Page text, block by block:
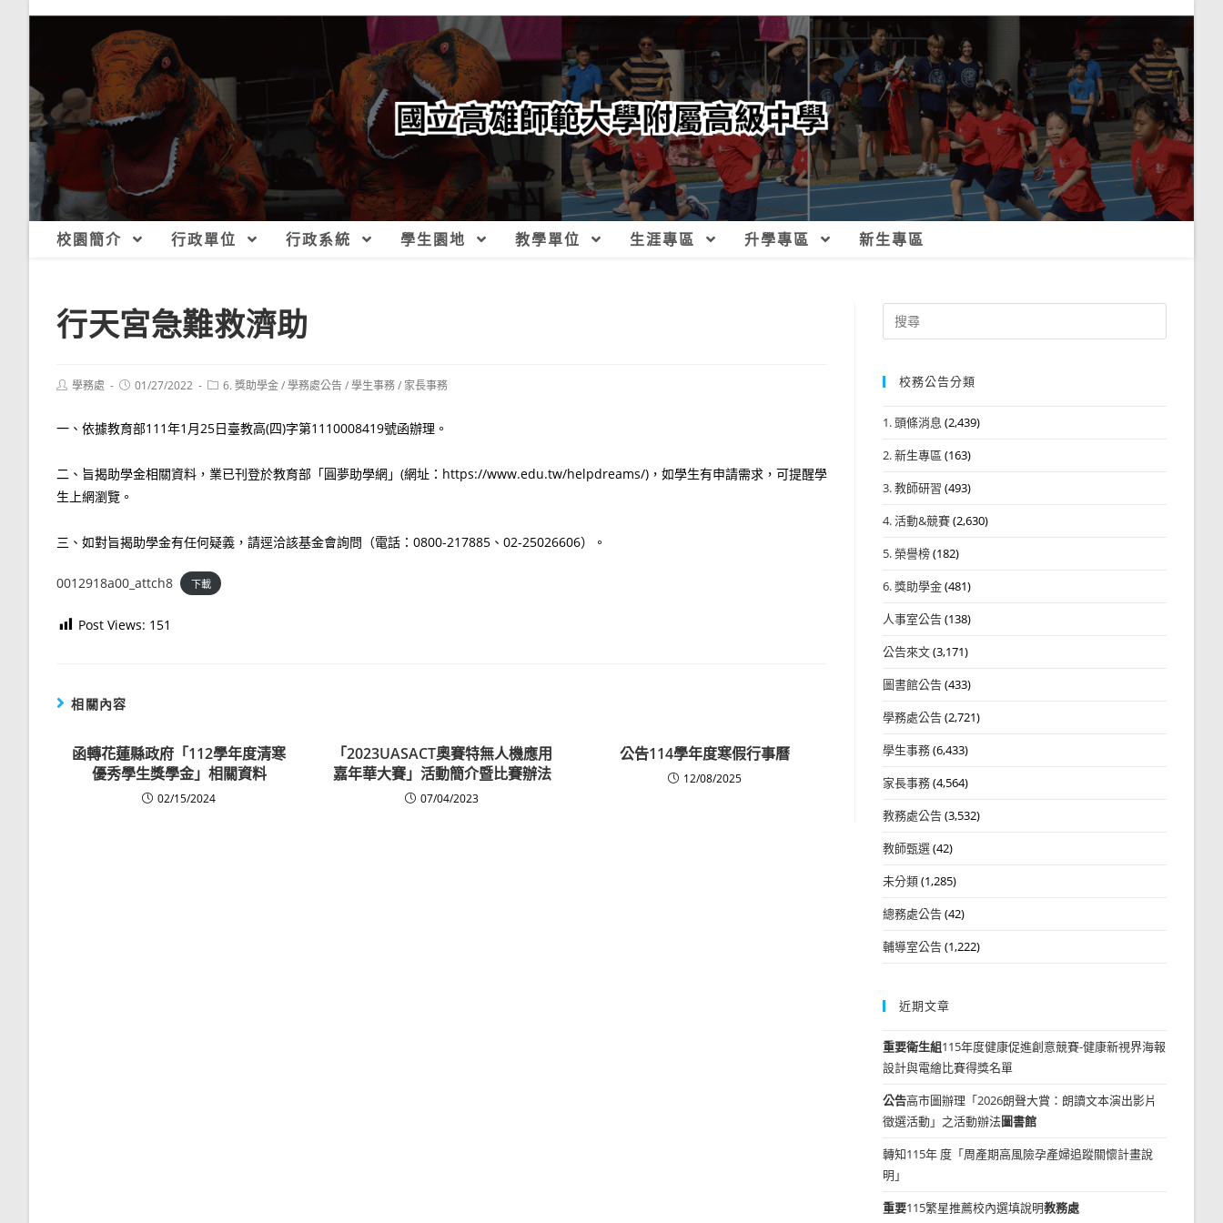
校園簡介 行政單位 行政系統 學生園地 教學單位 生涯專區 升學專區 新生專區
行天宮急難救濟助
Post學務處
Post01/27/2022
Post6. 獎助學金/學務處公告/學生事務/ 家長事務
一、依據教育部111年1月25日臺教高(四)字第1110008419號函辦理。
二、旨揭助學金相關資料，業已刊登於教育部「圓夢助學網」(網址：https://www.edu.tw/helpdreams/)，如學生有申請需求，可提醒學
生上網瀏覽。
三、如對旨揭助學金有任何疑義，請逕洽該基金會詢問（電話：0800-217885、02-25026606）。
0012918a00_attch8 下載
Post Views: 151
相關內容
函轉花蓮縣政府「112學年度清寒
優秀學生獎學金」相關資料
02/15/2024
「2023UASACT奧賽特無人機應用
嘉年華大賽」活動簡介暨比賽辦法
07/04/2023
公告114學年度寒假行事曆
12/08/2025
Search
for:
校務公告分類
1. 頭條消息 (2,439)
2. 新生專區 (163)
3. 教師研習 (493)
4. 活動&競賽(2,630)
5. 榮譽榜(182)
6. 獎助學金(481)
人事室公告(138)
公告來文(3,171)
圖書館公告(433)
學務處公告(2,721)
學生事務(6,433)
家長事務(4,564)
教務處公告(3,532)
教師甄選(42)
未分類(1,285)
總務處公告(42)
輔導室公告(1,222)
近期文章
重要衛生組115年度健康促進創意競賽-健康新視界海報
設計與電繪比賽得獎名單
公告高市圖辦理「2026朗聲大賞：朗讀文本演出影片
徵選活動」之活動辦法圖書館
轉知115年 度「周產期高風險孕產婦追蹤關懷計畫說
明」
重要115繁星推薦校內選填說明教務處